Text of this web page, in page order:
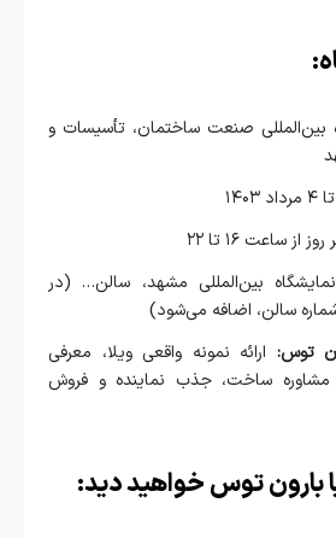
صنعت ساختمان، تأسیسات و
۲۲
مشهد، سالن… (در
اضافه می‌شود)
نمونه واقعی ویلا، معرفی
ساخت، جذب نماینده و فروش
توس خواهید دید: